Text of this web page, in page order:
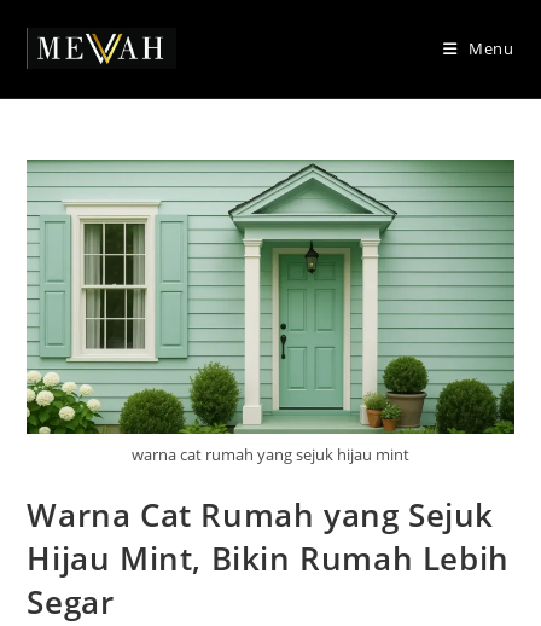
content
Menu
warna cat rumah yang sejuk hijau mint
Warna Cat Rumah yang Sejuk
Hijau Mint, Bikin Rumah Lebih
Segar